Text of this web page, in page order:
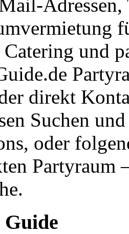
und
direkt
Suchen
oder
Partyraum